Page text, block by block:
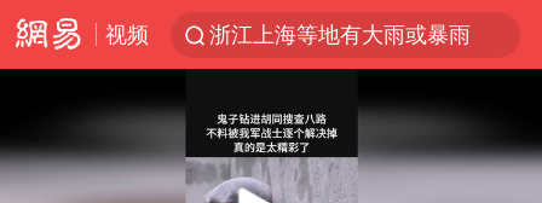
视频
浙江上海等地有大雨或暴雨
黄金牛市回来了吗